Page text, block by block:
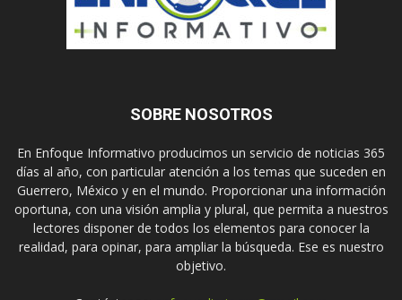
SOBRE NOSOTROS
En Enfoque Informativo producimos un servicio de noticias 365
días al año, con particular atención a los temas que suceden en
Guerrero, México y en el mundo. Proporcionar una información
oportuna, con una visión amplia y plural, que permita a nuestros
lectores disponer de todos los elementos para conocer la
realidad, para opinar, para ampliar la búsqueda. Ese es nuestro
objetivo.